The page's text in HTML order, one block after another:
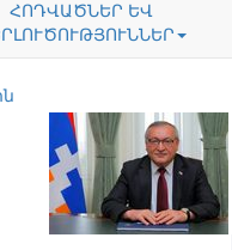
ՀՈԴՎԱԾՆԵՐ ԵՎ